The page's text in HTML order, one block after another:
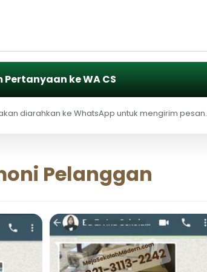
Pertanyaan ke WA CS
diarahkan ke WhatsApp untuk mengirim pesan.
Pelanggan